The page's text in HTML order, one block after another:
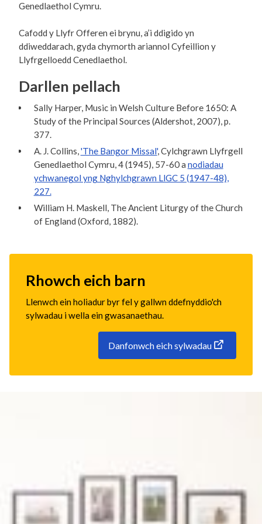
Genedlaethol Cymru.
Cafodd y Llyfr Offeren ei brynu, a’i ddigido yn
ddiweddarach, gyda chymorth ariannol Cyfeillion y
Llyfrgelloedd Cenedlaethol.
Darllen pellach
Sally Harper, Music in Welsh Culture Before 1650: A
Study of the Principal Sources (Aldershot, 2007), p.
377.
A. J. Collins,'The Bangor Missal', Cylchgrawn Llyfrgell
Genedlaethol Cymru, 4 (1945), 57-60 a nodiadau
ychwanegol yng Nghylchgrawn LlGC 5 (1947-48),
227.
William H. Maskell, The Ancient Liturgy of the Church
of England (Oxford, 1882).
Rhowch eich barn
Llenwch ein holiadur byr fel y gallwn ddefnyddio'ch
sylwadau i wella ein gwasanaethau.
Danfonwch eich sylwadau